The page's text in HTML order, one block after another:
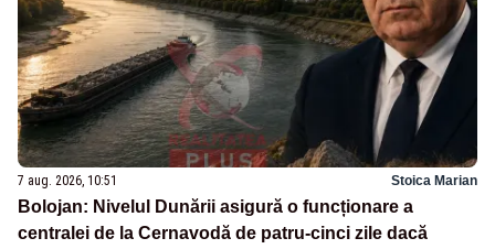
7 aug. 2026, 10:51 Stoica Marian
Bolojan: Nivelul Dunării asigură o funcționare a
centralei de la Cernavodă de patru-cinci zile dacă